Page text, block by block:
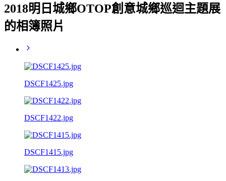
2018明日城鄉OTOP創意城鄉巡迴主題展
的相簿照片
DSCF1425.jpg
DSCF1422.jpg
DSCF1415.jpg